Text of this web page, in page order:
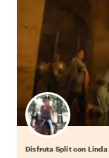
Disfruta Split con Linda